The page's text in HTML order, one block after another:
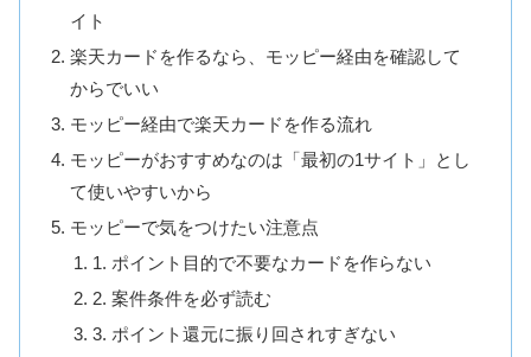
イト
楽天カードを作るなら、モッピー経由を確認して
からでいい
モッピー経由で楽天カードを作る流れ
モッピーがおすすめなのは「最初の1サイト」とし
て使いやすいから
モッピーで気をつけたい注意点
1. ポイント目的で不要なカードを作らない
2. 案件条件を必ず読む
3. ポイント還元に振り回されすぎない